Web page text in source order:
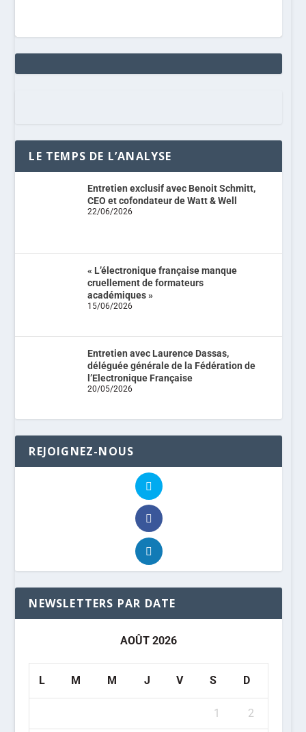
LE TEMPS DE L’ANALYSE
Entretien exclusif avec Benoit Schmitt,
CEO et cofondateur de Watt & Well
22/06/2026
« L’électronique française manque
cruellement de formateurs
académiques »
15/06/2026
Entretien avec Laurence Dassas,
déléguée générale de la Fédération de
l’Electronique Française
20/05/2026
REJOIGNEZ-NOUS
NEWSLETTERS PAR DATE
AOÛT 2026
L M M J V S D
1 2